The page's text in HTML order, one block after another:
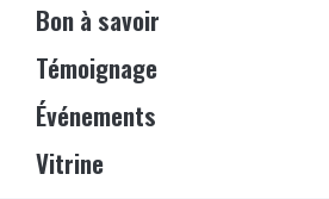
Bon à savoir
Témoignage
Événements
Vitrine